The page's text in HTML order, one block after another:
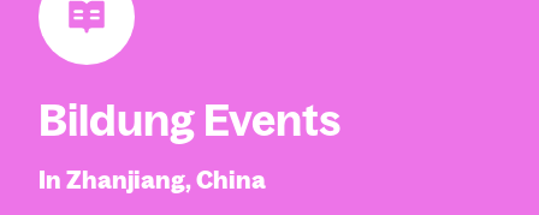
Bildung Events
In Zhanjiang, China